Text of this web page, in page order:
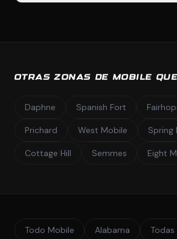
OTRAS ZONAS DE MOBILE
Daphne Spanish Fort
Prichard West Mobile Spring
Cottage Hill Semmes Eight
Todo Mobile Alabama